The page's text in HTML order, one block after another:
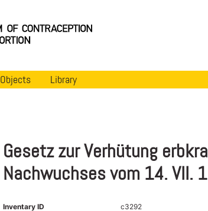
Objects Library
Gesetz zur Verhütung
Nachwuchses vom 14. VII.
Inventary ID
c3292